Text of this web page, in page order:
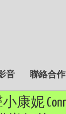
音 聯絡合作
小康妮